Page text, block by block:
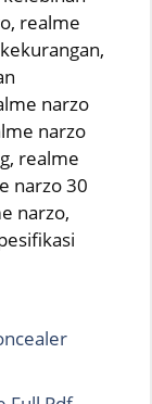
realme
narzo
narzo
realme
narzo 30
narzo,